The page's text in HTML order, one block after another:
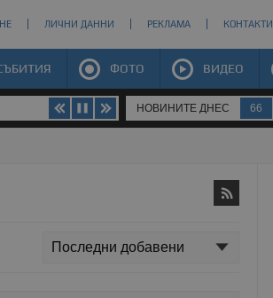
ЛИЧНИ ДАННИ РЕКЛАМА КОНТАКТИ
ФОТО ВИДЕО
НОВИНИТЕ ДНЕС 66